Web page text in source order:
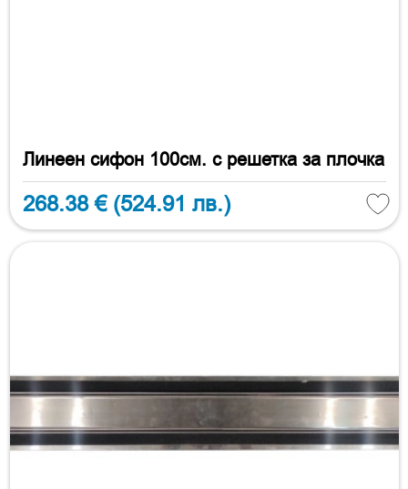
Линеен сифон 100см. с решетка за плочка
268.38 € (524.91 лв.)